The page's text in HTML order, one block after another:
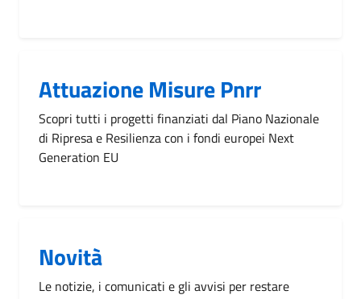
Attuazione Misure Pnrr
Scopri tutti i progetti finanziati dal Piano Nazionale
di Ripresa e Resilienza con i fondi europei Next
Generation EU
Novità
Le notizie, i comunicati e gli avvisi per restare